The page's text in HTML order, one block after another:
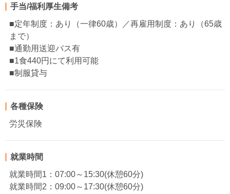
手当/福利厚生備考
■定年制度：あり（一律60歳）／再雇用制度：あり（65歳
まで）
■通勤用送迎バス有
■1食440円にて利用可能
■制服貸与
各種保険
労災保険
就業時間
就業時間1：07:00～15:30(休憩60分)
就業時間2：09:00～17:30(休憩60分)